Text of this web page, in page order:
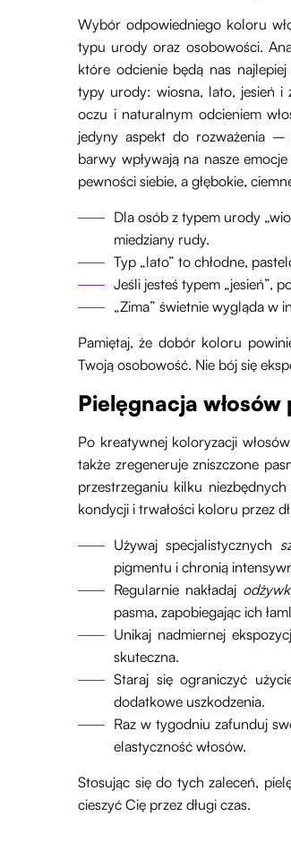
Wybór odpowiedniego koloru
typu urody oraz osobowości.
które odcienie będą nas
typy urody: wiosna, lato, jesień i
oczu i naturalnym odcieniem
jedyny aspekt do rozważenia –
barwy wpływają na nasze
pewności siebie, a głębokie,
Dla osób z typem urody
miedziany rudy.
Typ „lato” to chłodne,
Jeśli jesteś typem „jesień”,
„Zima” świetnie wygląda w
Pamiętaj, że dobór koloru
Twoją osobowość. Nie bój się
Pielęgnacja
Po kreatywnej koloryzacji
także zregeneruje zniszczone
przestrzeganiu kilku
kondycji i trwałości koloru przez
Używaj specjalistycznych
pigmentu i chronią
Regularnie nakładaj
pasma, zapobiegając ich
Unikaj nadmiernej
skuteczna.
Staraj się ograniczyć
dodatkowe uszkodzenia.
Raz w tygodniu zafunduj
elastyczność włosów.
Stosując się do tych zaleceń,
cieszyć Cię przez długi czas.